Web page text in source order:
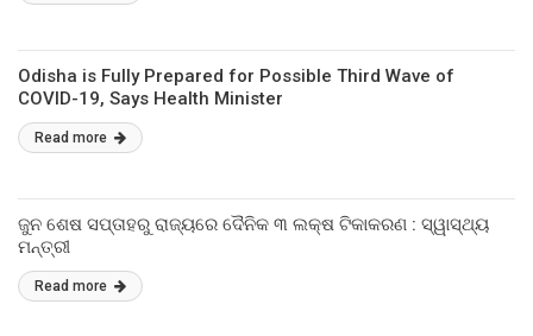
Odisha is Fully Prepared for Possible Third Wave of
COVID-19, Says Health Minister
Read more
ଜୁନ ଶେଷ ସପ୍ତାହରୁ ରାଜ୍ୟରେ ଦୈନିକ ୩ ଲକ୍ଷ ଟିକାକରଣ : ସ୍ୱାସ୍ଥ୍ୟ
ମନ୍ତ୍ରୀ
Read more